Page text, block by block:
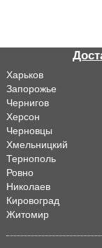
Харьков
Запорожье
Чернигов
Херсон
Черновцы
Хмельницкий
Тернополь
Ровно
Николаев
Кировоград
Житомир